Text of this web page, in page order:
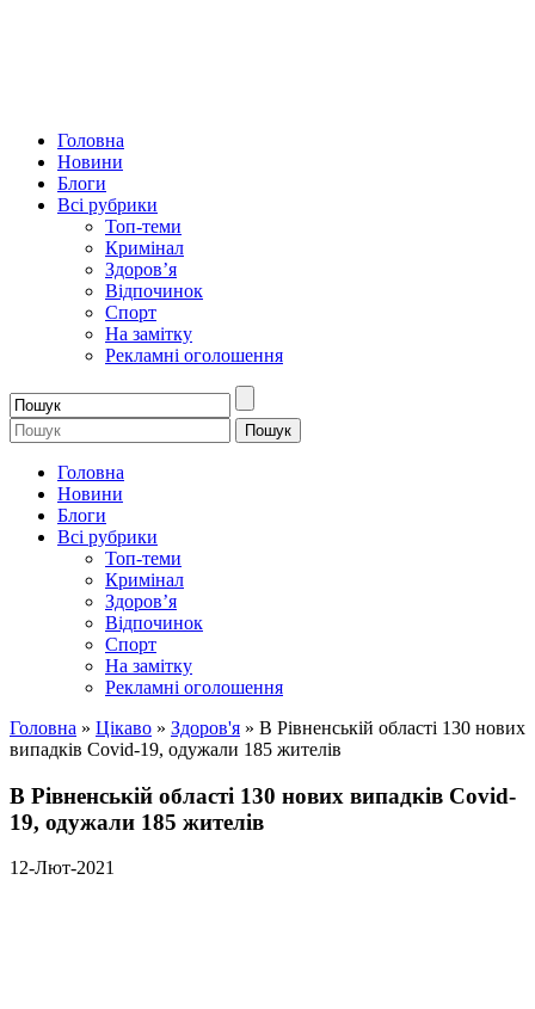
Головна
Новини
Блоги
Всі рубрики
Топ-теми
Кримінал
Здоров’я
Відпочинок
Спорт
На замітку
Рекламні оголошення
Головна
Новини
Блоги
Всі рубрики
Топ-теми
Кримінал
Здоров’я
Відпочинок
Спорт
На замітку
Рекламні оголошення
Головна » Цікаво » Здоров'я » В Рівненській області 130 нових
випадків Covid-19, одужали 185 жителів
В Рівненській області 130 нових випадків Covid-
19, одужали 185 жителів
12-Лют-2021